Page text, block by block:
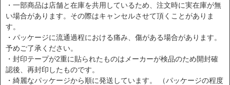
・一部商品は店舗と在庫を共用しているため、注文時に実在庫が無
い場合があります。その際はキャンセルさせて頂くことがありま
す。
・パッケージに流通過程における痛み、傷がある場合があります。
予めご了承ください。
・封印テープが2重に貼られたものはメーカーが検品のため開封確
認後、再封印したものです。
・綺麗なパッケージから順に発送しています。 （パッケージの程度